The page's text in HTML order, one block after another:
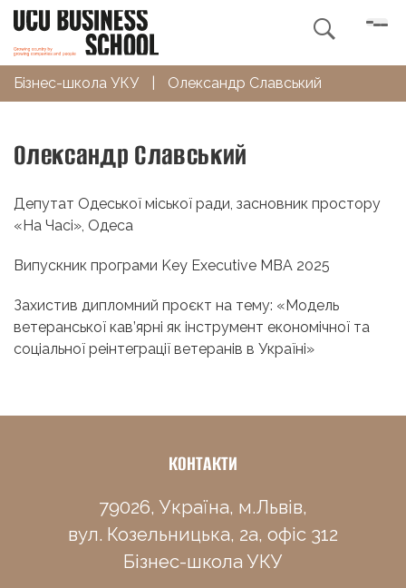

Бізнес-школа УКУ Олександр Славський
Олександр Славський
Депутат Одеської міської ради, засновник простору
«На Часі», Одеса
Випускник програми Key Executive MBA 2025
Захистив дипломний проєкт на тему: «Модель
ветеранської кав’ярні як інструмент економічної та
соціальної реінтеграції ветеранів в Україні»
КОНТАКТИ
79026, Україна, м.Львів,
вул. Козельницька, 2а, офіс 312
Бізнес-школа УКУ